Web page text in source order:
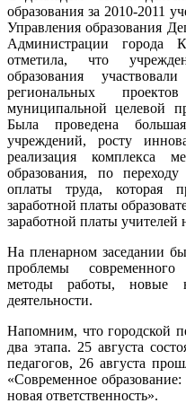
образования за 2010-2011
Управления образования
Администрации города
отметила, что
образования
региональных
муниципальной целевой
Была проведена
учреждений, росту
реализация комплекса
образования, по
оплаты труда, которая
заработной платы
заработной платы учителей
На пленарном заседании
проблемы
методы работы, новые
деятельности.
Напомним, что городской
два этапа. 25 августа
педагогов, 26 августа
«Современное
новая ответственность».